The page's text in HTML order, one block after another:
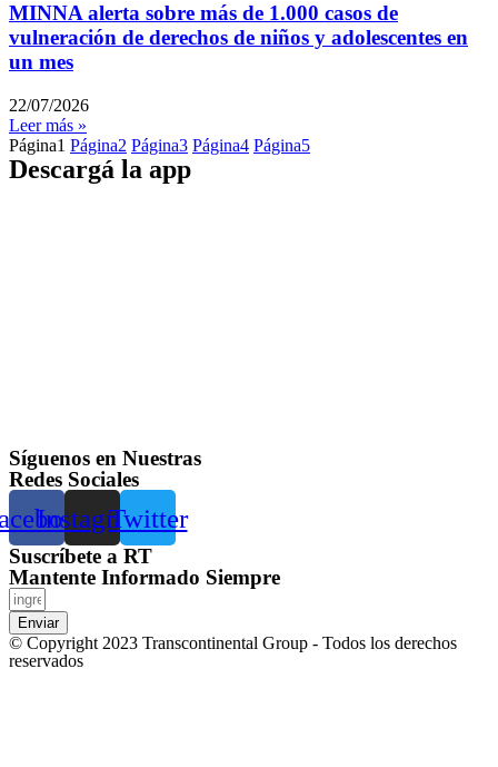
MINNA alerta sobre más de 1.000 casos de
vulneración de derechos de niños y adolescentes en
un mes
22/07/2026
Leer más »
Página1 Página2 Página3 Página4 Página5
Descargá la app
Síguenos en Nuestras
Redes Sociales
InstagramTwitter
Suscríbete a RT
Mantente Informado Siempre
Enviar
© Copyright 2023 Transcontinental Group - Todos los derechos
reservados